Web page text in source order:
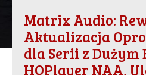
Matrix Audio:
Aktualizacja
dla Serii z Dużym
HQPlayer NAA,